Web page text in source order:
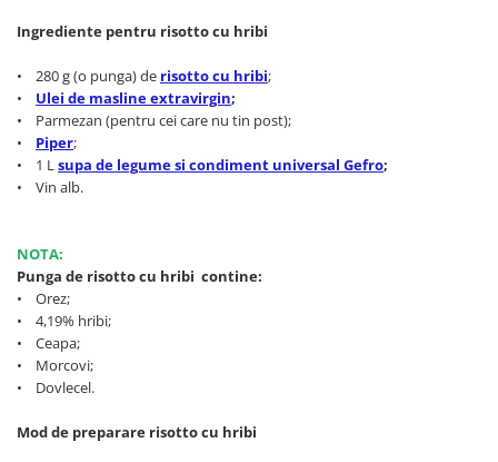
Bauturi vegetale
Orez, Faina si Premixuri
Ulei, otet
Produse din carne
Sosuri, Ketchup bio
Pudre si prafuri
Conserve, Pateuri, creme
tartinabile
Masline
Leguminoase si seminte
Fermenti si gelifianti
Produse din soia
Produse care inlocuiesc carnea
Ingrediente pentru risotto cu hribi
• 280 g (o punga) de risotto cu hribi;
• Ulei de masline extravirgin;
• Parmezan (pentru cei care nu tin post);
• Piper;
• 1 Lsupa de legume si condiment universal Gefro;
• Vin alb.
NOTA:
Punga de risotto cu hribi contine:
• Orez;
• 4,19% hribi;
• Ceapa;
• Morcovi;
• Dovlecel.
Mod de preparare risotto cu hribi